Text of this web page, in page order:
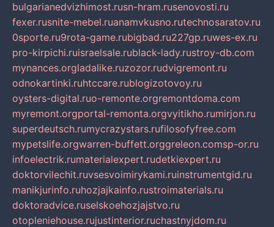
bulgarianedvizhimost.rusn-hram.rusenovosti.ru
fexer.rusnite-mebel.ruanamvkusno.rutechnosaratov.ru
0sporte.ru9rota-game.rubigbad.ru227gp.ruwes-ex.ru
pro-kirpichi.ruisraelsale.rublack-lady.rustroy-db.com
mynances.orgladalike.ruzozor.rudvigremont.ru
odnokartinki.ruhtccare.rublogizotovoy.ru
oysters-digital.ruo-remonte.orgremontdoma.com
myremont.orgportal-remonta.orgvyitikho.rumirjon.ru
superdeutsch.rumycrazystars.rufilosofyfree.com
mypetslife.orgwarren-buffett.orggreleon.comsp-or.ru
infoelectrik.rumaterialexpert.rudetkiexpert.ru
doktorvilechit.ruvsesvoimirykami.ruinstrumentgid.ru
manikjurinfo.ruhozjajkainfo.rustroimaterials.ru
doktoradvice.ruselskoehozjajstvo.ru
otopleniehouse.rujustinterior.ruchastnyjdom.ru